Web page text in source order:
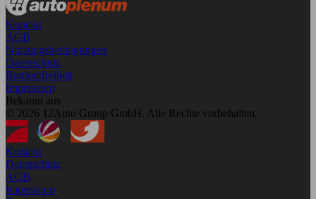
Kontakt
AGB
Nutzungsbedingungen
Datenschutz
Barrierefreiheit
Impressum
Bekannt aus
© 2026 12Auto Group GmbH. Alle Rechte vorbehalten.
Kontakt
Datenschutz
AGB
Impressum